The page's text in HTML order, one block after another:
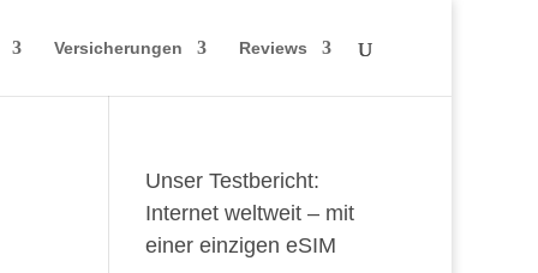
Versicherungen Reviews
Unser Testbericht:
Internet weltweit – mit
einer einzigen eSIM